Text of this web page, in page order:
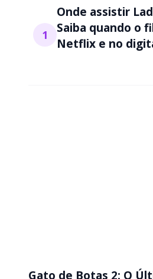
1
Onde assistir
Saiba quando o
Netflix e no
Gato de Botas 2: O